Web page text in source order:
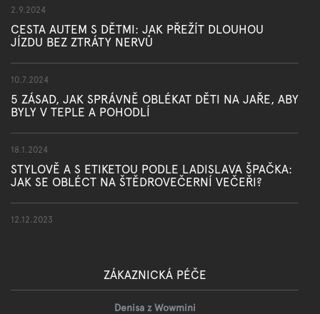
2.9.2024
CESTA AUTEM S DĚTMI: JAK PŘEŽÍT DLOUHOU
JÍZDU BEZ ZTRÁTY NERVŮ
10.7.2024
5 ZÁSAD, JAK SPRÁVNĚ OBLÉKAT DĚTI NA JAŘE, ABY
BYLY V TEPLE A POHODLÍ
18.1.2024
STYLOVĚ A S ETIKETOU PODLE LADISLAVA ŠPAČKA:
JAK SE OBLÉCT NA ŠTĚDROVEČERNÍ VEČEŘI?
12.12.2023
ZÁKAZNICKÁ PÉČE
Denisa z Wowmini